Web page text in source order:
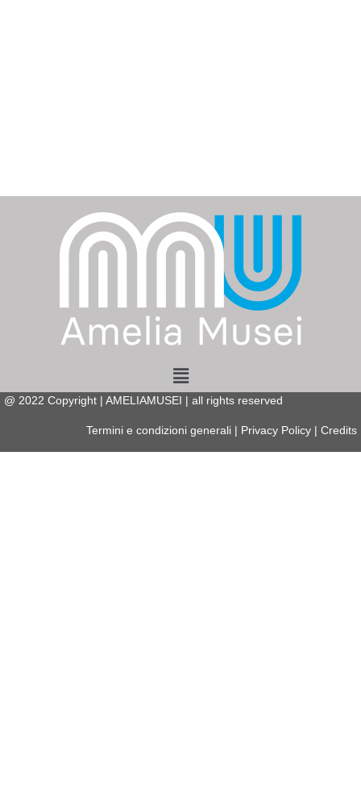
Menu
@ 2022 Copyright | AMELIAMUSEI | all rights reserved
Termini e condizioni generali Privacy Policy Credits